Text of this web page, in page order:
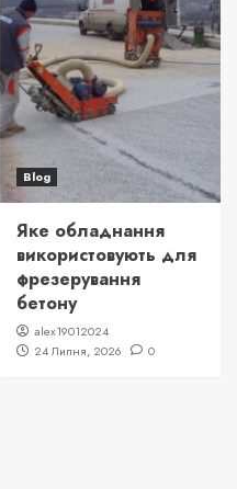
Blog
Яке обладнання
використовують для
фрезерування
бетону
alex19012024
24 Липня, 2026
0